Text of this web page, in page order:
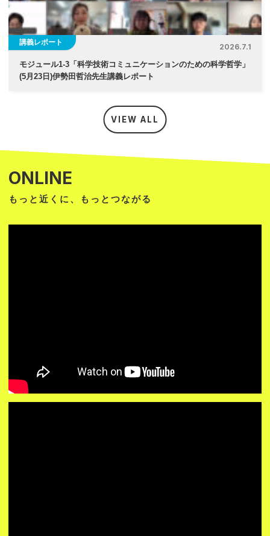
VIEW ALL
講義レポート
2026.7.1
モジュール1-3「科学技術コミュニケーションのための科学哲学」
(5月23日)伊勢⽥哲治先生講義レポート
ONLINE
もっと近くに、もっとつながる